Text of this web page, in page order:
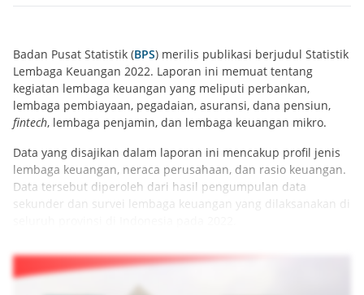
Badan Pusat Statistik (BPS) merilis publikasi berjudul Statistik
Lembaga Keuangan 2022. Laporan ini memuat tentang
kegiatan lembaga keuangan yang meliputi perbankan,
lembaga pembiayaan, pegadaian, asuransi, dana pensiun,
fintech, lembaga penjamin, dan lembaga keuangan mikro.
Data yang disajikan dalam laporan ini mencakup profil jenis
lembaga keuangan, neraca perusahaan, dan rasio keuangan.
Data tersebut diperoleh dari hasil pengumpulan data
sekunder dan survei lembaga keuangan yang dilaksanakan di